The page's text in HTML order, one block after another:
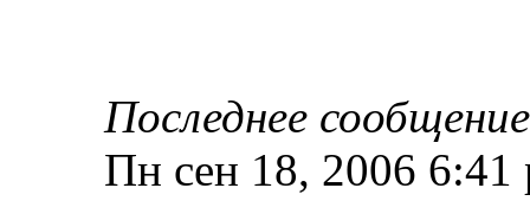
Последнее
Пн сен 18, 2006 6:41